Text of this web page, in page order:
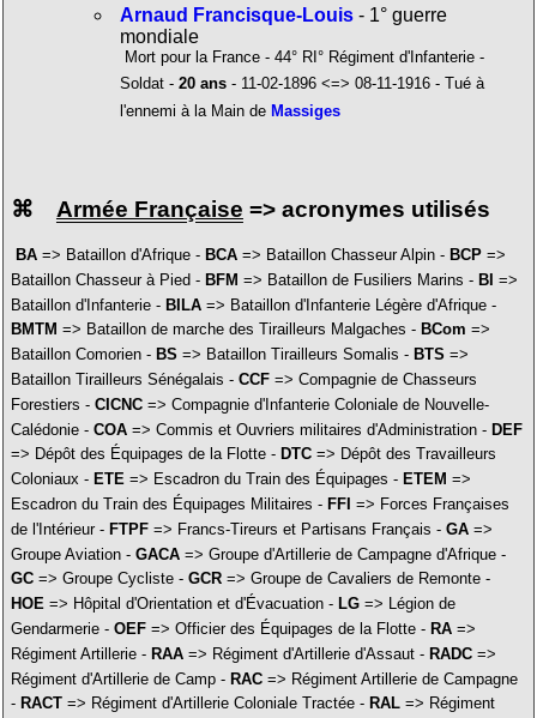
Arnaud Francisque-Louis- 1° guerre
mondiale
Mort pour la France - 44° RI° Régiment d'Infanterie -
Soldat - 20 ans- 11-02-1896 <=> 08-11-1916 - Tué à
l'ennemi à la Main de Massiges
⌘ Armée Française => acronymes utilisés
BA => Bataillon d'Afrique - BCA => Bataillon Chasseur Alpin - BCP =>
Bataillon Chasseur à Pied - BFM => Bataillon de Fusiliers Marins - BI =>
Bataillon d'Infanterie - BILA=> Bataillon d'Infanterie Légère d'Afrique -
BMTM => Bataillon de marche des Tirailleurs Malgaches - BCom =>
Bataillon Comorien - BS => Bataillon Tirailleurs Somalis - BTS =>
Bataillon Tirailleurs Sénégalais - CCF=> Compagnie de Chasseurs
Forestiers - CICNC=> Compagnie d'Infanterie Coloniale de Nouvelle-
Calédonie - COA=> Commis et Ouvriers militaires d'Administration - DEF
=> Dépôt des Équipages de la Flotte - DTC=> Dépôt des Travailleurs
Coloniaux - ETE=> Escadron du Train des Équipages - ETEM =>
Escadron du Train des Équipages Militaires - FFI => Forces Françaises
de l'Intérieur - FTPF=> Francs-Tireurs et Partisans Français - GA=>
Groupe Aviation - GACA=> Groupe d'Artillerie de Campagne d'Afrique -
GC=> Groupe Cycliste - GCR=> Groupe de Cavaliers de Remonte -
HOE=> Hôpital d'Orientation et d'Évacuation - LG=> Légion de
Gendarmerie - OEF=> Officier des Équipages de la Flotte - RA=>
Régiment Artillerie - RAA=> Régiment d'Artillerie d'Assaut - RADC=>
Régiment d'Artillerie de Camp - RAC=> Régiment Artillerie de Campagne
- RACT=> Régiment d'Artillerie Coloniale Tractée - RAL=> Régiment